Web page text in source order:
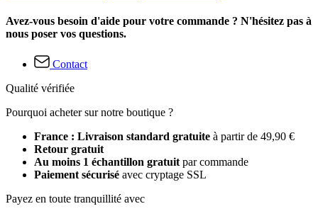
Avez-vous besoin d'aide pour votre commande ? N'hésitez pas à
nous poser vos questions.
Contact
Qualité vérifiée
Pourquoi acheter sur notre boutique ?
France : Livraison standard gratuite à partir de 49,90 €
Retour gratuit
Au moins 1 échantillon gratuit par commande
Paiement sécurisé avec cryptage SSL
Payez en toute tranquillité avec